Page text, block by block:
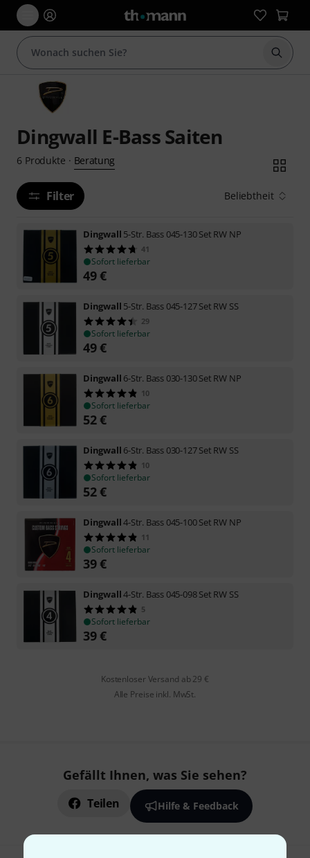
Suche
Dingwall E-Bass Saiten
6 Produkte · Beratung
Filter Beliebtheit
Dingwall 5-Str. Bass 045-130 Set RW NP
41
Sofort lieferbar
49€
Dingwall 5-Str. Bass 045-127 Set RW SS
29
Sofort lieferbar
49€
Dingwall 6-Str. Bass 030-130 Set RW NP
10
Sofort lieferbar
52€
Dingwall 6-Str. Bass 030-127 Set RW SS
10
Sofort lieferbar
52€
Dingwall4-Str. Bass 045-100 Set RW NP
11
Sofort lieferbar
39€
Dingwall4-Str. Bass 045-098 Set RW SS
5
Sofort lieferbar
39€
Kostenloser Versand ab 29 €
Alle Preise inkl. MwSt.
Gefällt Ihnen, was Sie sehen?
Teilen Hilfe & Feedback